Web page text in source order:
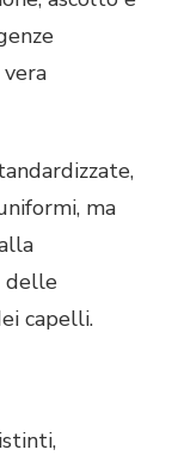
ma
delle
capelli.